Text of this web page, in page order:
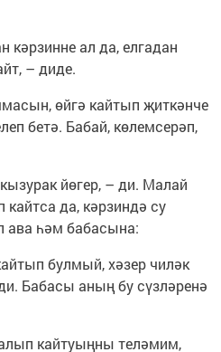
кәрзинне ал да, елгадан
– диде.
өйгә кайтып җиткәнче
бетә. Бабай, көлемсерәп,
йөгер, – ди. Малай
кайтса да, кәрзиндә су
ава һәм бабасына:
булмый, хәзер чиләк
Бабасы аның бу сүзләренә
кайтуыңны теләмим,